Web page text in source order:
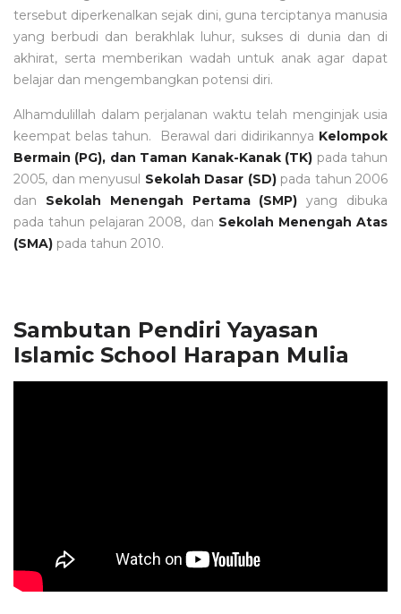
tersebut diperkenalkan sejak dini, guna terciptanya manusia
yang berbudi dan berakhlak luhur, sukses di dunia dan di
akhirat, serta memberikan wadah untuk anak agar dapat
belajar dan mengembangkan potensi diri.
Alhamdulillah dalam perjalanan waktu telah menginjak usia
keempat belas tahun. Berawal dari didirikannya Kelompok
Bermain (PG), dan Taman Kanak-Kanak (TK) pada tahun
2005, dan menyusul Sekolah Dasar (SD)pada tahun 2006
dan Sekolah Menengah Pertama (SMP) yang dibuka
pada tahun pelajaran 2008, dan Sekolah Menengah Atas
(SMA) pada tahun 2010.
Sambutan Pendiri Yayasan
Islamic School Harapan Mulia